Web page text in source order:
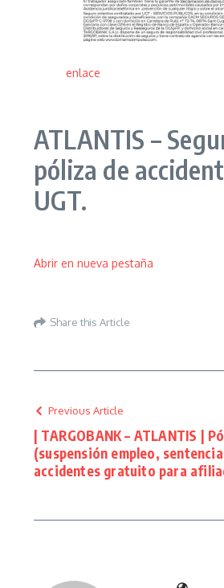
enlace
ATLANTIS –
póliza de
UGT.
Abrir en nueva pestaña
Share this Article
Previous Article
| TARGOBANK – ATLANTIS |
(suspensión empleo,
accidentes gratuito para